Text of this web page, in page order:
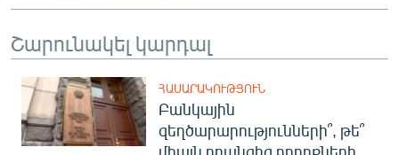
Շարունակել կարդալ
ՀԱՍԱՐԱԿՈՒԹՅՈՒՆ
Բանկային
զեղծարարությունների՞, թե՞
միայն դրանցից բողոքների